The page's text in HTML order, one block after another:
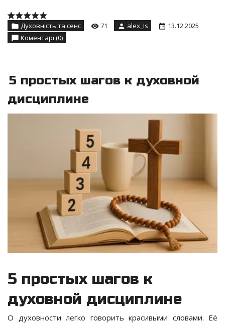
Духовність та сенс 71 alex_Is
13.12.2025
Коментарі (0)
5 простых шагов к духовной
дисциплине
5 простых шагов к
духовной дисциплине
О духовности легко говорить красивыми словами. Её